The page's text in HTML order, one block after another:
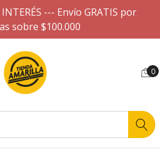
--- Envío GRATIS por
sobre $100.000
0